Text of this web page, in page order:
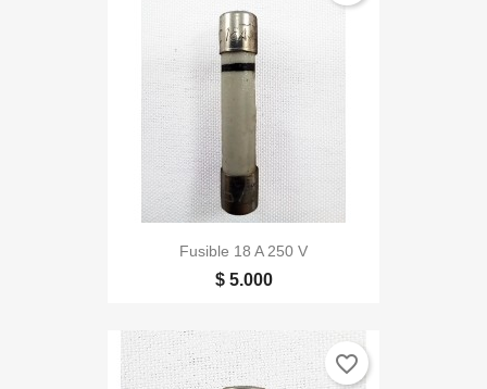
Fusible 18 A 250 V
$ 5.000
favorite_border